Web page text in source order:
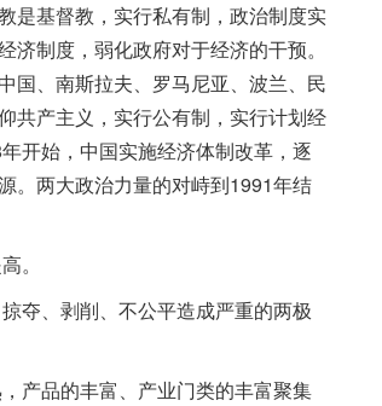
是基督教，实行私有制，政治制度实
制度，弱化政府对于经济的干预。
国、南斯拉夫、罗马尼亚、波兰、民
共产主义，实行公有制，实行计划经
开始，中国实施经济体制改革，逐
。两大政治力量的对峙到1991年结
。
、剥削、不公平造成严重的两极
品的丰富、产业门类的丰富聚集